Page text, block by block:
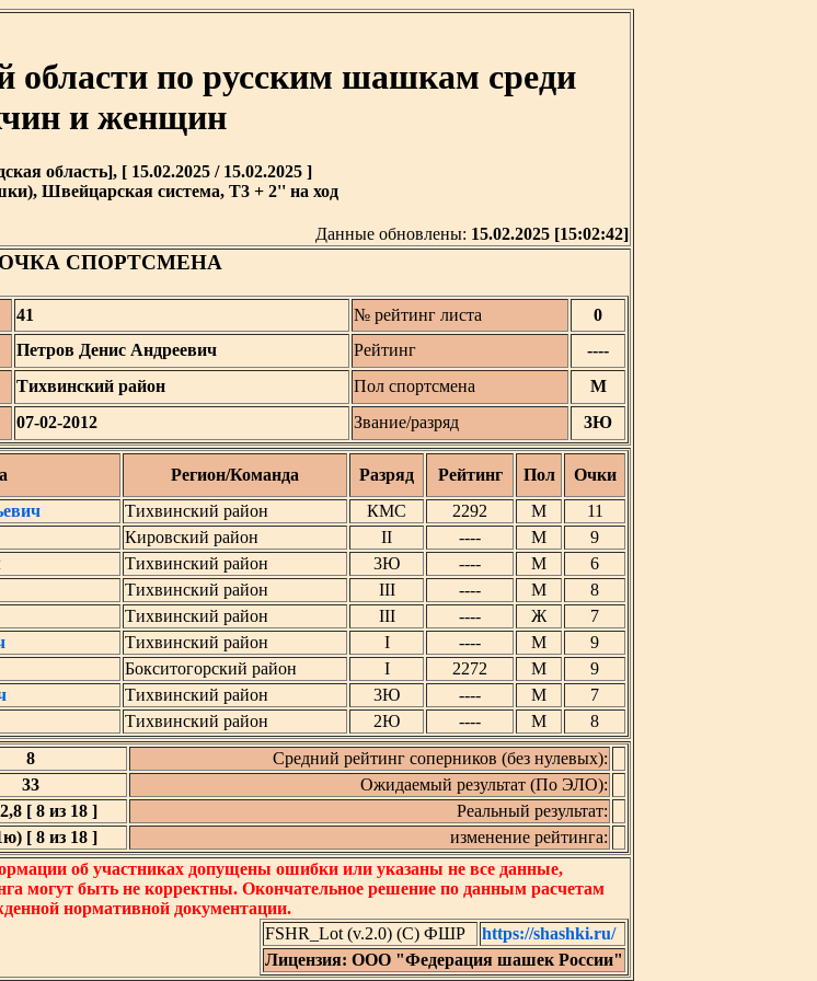
области по русским шашкам среди
и женщин
область], [ 15.02.2025 / 15.02.2025 ]
Швейцарская система, T3 + 2'' на ход
Данные обновлены: 15.02.2025 [15:02:42]
СПОРТСМЕНА
41 № рейтинг листа
0
Петров Денис Андреевич Рейтинг
----
Тихвинский район Пол спортсмена
М
07-02-2012 Звание/разряд 3Ю
Регион/Команда Разряд Рейтинг Пол
Очки
Тихвинский район КМС 2292 М
11
Кировский район II ---- М
9
Тихвинский район 3Ю ---- М
6
Тихвинский район III ---- М
8
Тихвинский район III ---- Ж
7
Тихвинский район I ---- М
9
Бокситогорский район I 2272 М
9
Тихвинский район 3Ю ---- М
7
Тихвинский район 2Ю ---- М
8
8
Средний рейтинг соперников (без нулевых):
33
Ожидаемый результат (По ЭЛО):
[ 8 из 18 ]
Реальный результат:
[ 8 из 18 ]
изменение рейтинга:
об участниках допущены ошибки или указаны не все данные,
могут быть не корректны. Окончательное решение по данным расчетам
нормативной документации.
FSHR_Lot (v.2.0) (C) ФШР
https://shashki.ru/
Лицензия: ООО "Федерация шашек России"